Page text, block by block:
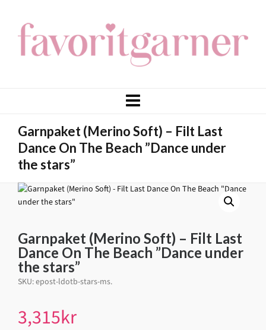
Garnpaket (Merino Soft) – Filt Last
Dance On The Beach ”Dance under
the stars”
Garnpaket (Merino Soft) – Filt Last
Dance On The Beach ”Dance under
the stars”
SKU:epost-ldotb-stars-ms.
3,315kr